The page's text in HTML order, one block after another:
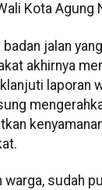
Kota Agung
jalan
akhirnya
laporan
warga, sudah